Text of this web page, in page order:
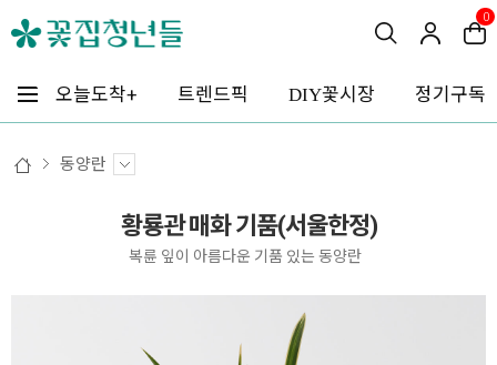
0
오늘도착+ 트렌드픽 DIY꽃시장 정기구독
동양란
황룡관 매화 기품(서울한정)
복륜 잎이 아름다운 기품 있는 동양란